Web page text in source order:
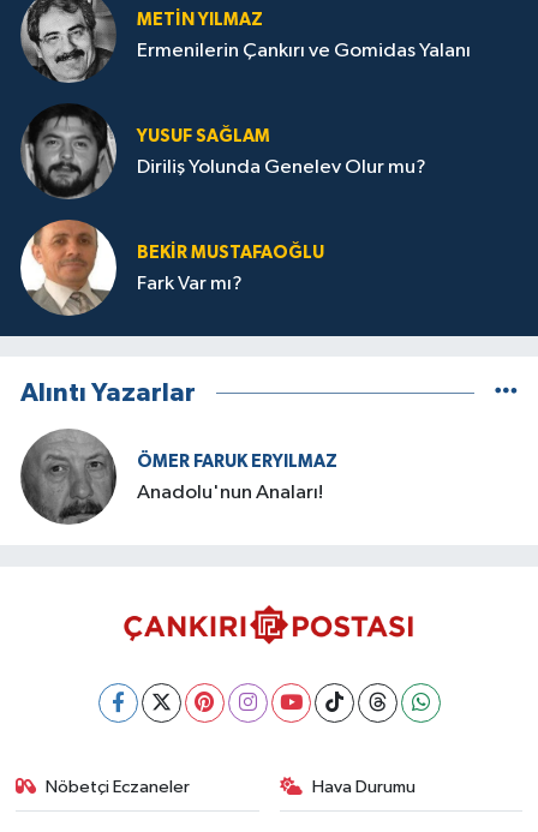
METIN YILMAZ
Ermenilerin Çankırı ve Gomidas Yalanı
YUSUF SAĞLAM
Diriliş Yolunda Genelev Olur mu?
BEKIR MUSTAFAOĞLU
Fark Var mı?
Alıntı Yazarlar
ÖMER FARUK ERYILMAZ
Anadolu'nun Anaları!
Nöbetçi Eczaneler Hava Durumu